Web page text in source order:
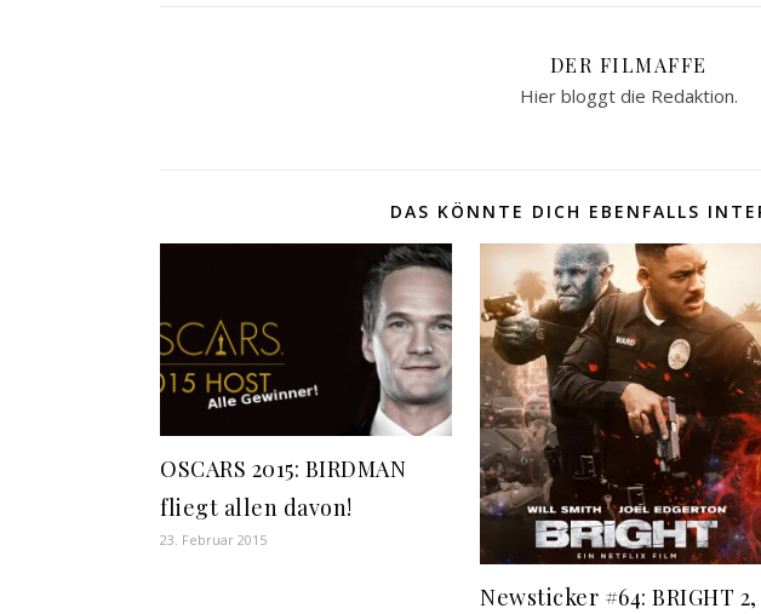
DER FILMAFFE
Hier bloggt die Redaktion.
DAS KÖNNTE DICH EBENFALLS
OSCARS 2015: BIRDMAN
fliegt allen davon!
23. Februar 2015
Newsticker #64: BRIGHT 2,